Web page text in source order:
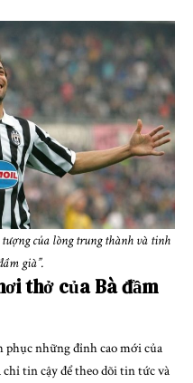
của lòng trung thành và tinh
già”.
thở của Bà đầm
những đỉnh cao mới của
tin cậy để theo dõi tin tức và